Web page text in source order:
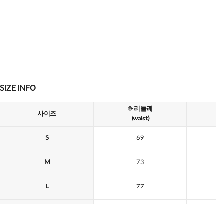
SIZE INFO
사이즈
허리둘레
(waist)
S 69
M 73
L 77